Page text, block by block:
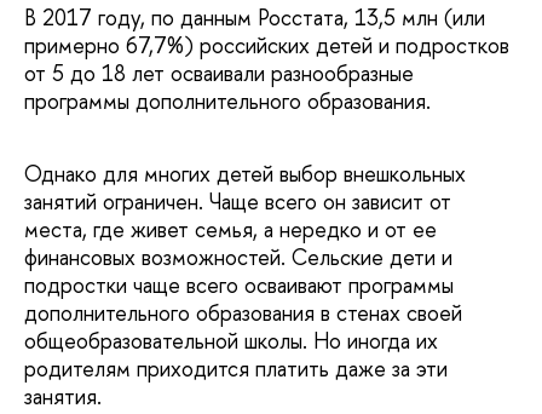
В 2017 году, по данным Росстата, 13,5 млн (или
примерно 67,7%) российских детей и подростков
от 5 до 18 лет осваивали разнообразные
программы дополнительного образования.
Однако для многих детей выбор внешкольных
занятий ограничен. Чаще всего он зависит от
места, где живет семья, а нередко и от ее
финансовых возможностей. Сельские дети и
подростки чаще всего осваивают программы
дополнительного образования в стенах своей
общеобразовательной школы. Но иногда их
родителям приходится платить даже за эти
занятия.